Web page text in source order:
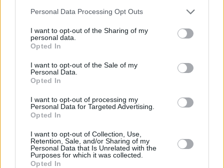
Personal Data Processing Opt Outs
I want to opt-out of the Sharing of my
personal data.
Opted In
I want to opt-out of the Sale of my
Personal Data.
Opted In
I want to opt-out of processing my
Personal Data for Targeted Advertising.
Opted In
I want to opt-out of Collection, Use,
Retention, Sale, and/or Sharing of my
Personal Data that Is Unrelated with the
Purposes for which it was collected.
Opted In